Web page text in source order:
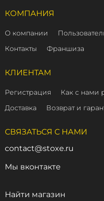
КОМПАНИЯ
О компании
Контакты
Франшиза
КЛИЕНТАМ
Регистрация Как с нами
Доставка
Возврат и
СВЯЗАТЬСЯ С НАМИ
contact@stoxe.ru
Мы вконтакте
Найти магазин